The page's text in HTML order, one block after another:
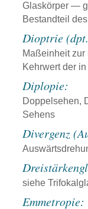
Glaskörper —
Bestandteil
Dioptrie
Maßeinheit
Kehrwert der
Diplopie:
Doppelsehen,
Sehens
Divergenz
siehe
Emmetropie: